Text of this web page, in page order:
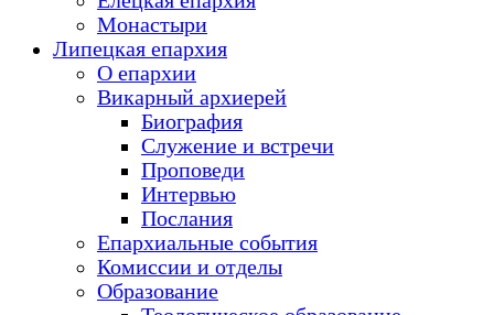
Монастыри
Липецкая епархия
О епархии
Викарный архиерей
Биография
Служение и встречи
Проповеди
Интервью
Послания
Епархиальные события
Комиссии и отделы
Образование